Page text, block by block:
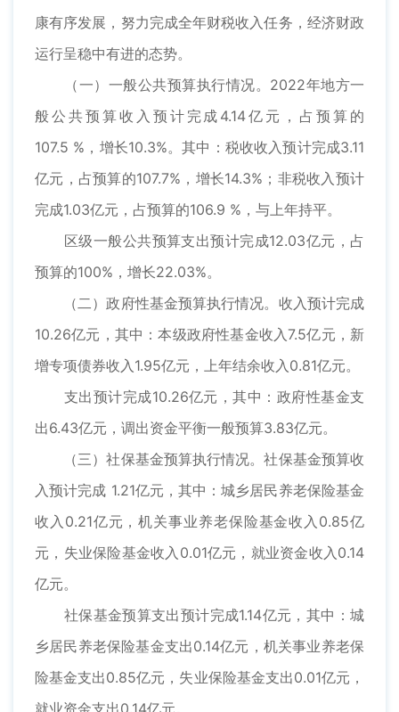
康有序发展，努力完成全年财税收入任务，经济财政
运行呈稳中有进的态势。
（一）一般公共预算执行情况。2022年地方一
般公共预算收入预计完成4.14亿元，占预算的
107.5 %，增长10.3%。其中：税收收入预计完成3.11
亿元，占预算的107.7%，增长14.3%；非税收入预计
完成1.03亿元，占预算的106.9 %，与上年持平。
区级一般公共预算支出预计完成12.03亿元，占
预算的100%，增长22.03%。
（二）政府性基金预算执行情况。收入预计完成
10.26亿元，其中：本级政府性基金收入7.5亿元，新
增专项债券收入1.95亿元，上年结余收入0.81亿元。
支出预计完成10.26亿元，其中：政府性基金支
出6.43亿元，调出资金平衡一般预算3.83亿元。
（三）社保基金预算执行情况。社保基金预算收
入预计完成 1.21亿元，其中：城乡居民养老保险基金
收入0.21亿元，机关事业养老保险基金收入0.85亿
元，失业保险基金收入0.01亿元，就业资金收入0.14
亿元。
社保基金预算支出预计完成1.14亿元，其中：城
乡居民养老保险基金支出0.14亿元，机关事业养老保
险基金支出0.85亿元，失业保险基金支出0.01亿元，